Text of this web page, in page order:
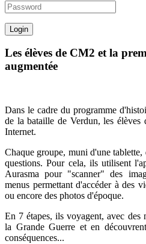
Les élèves de CM2 et la
augmentée
Dans le cadre du programme
de la bataille de Verdun, les
Internet.
Chaque groupe, muni d'une
questions. Pour cela, ils utilisent
Aurasma pour "scanner" des
menus permettant d'accéder à des
ou encore des photos d'époque.
En 7 étapes, ils voyagent, avec des
la Grande Guerre et en
conséquences...